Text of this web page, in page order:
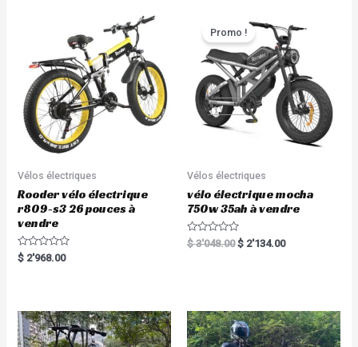
Vélos électriques
Rooder vélo électrique
r809-s3 26 pouces à
vendre
R
a
o
u
t
o
$ 2'968.00
Promo !
Vélos électriques
vélo électrique mocha
750w 35ah à vendre
R
a
t
o
f
$3'048.00 $ 2'134.00